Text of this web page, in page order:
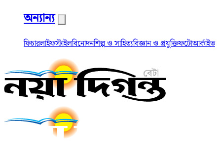
অন্যান্য
ফিচারলাইফস্টাইলবিনোদনশিল্প ও সাহিত্যবিজ্ঞান ও প্রযুক্তিফটোআর্কাইভ